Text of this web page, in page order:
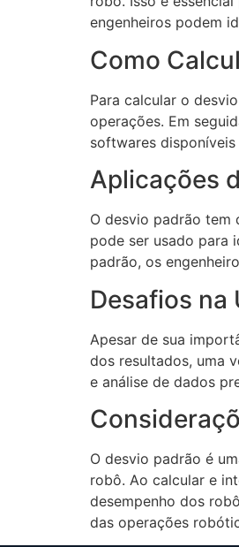
engenheiros podem
Como
Para calcular o
operações. Em
softwares
Aplicações
O desvio padrão tem
pode ser usado para
padrão, os
Desafios na
Apesar de sua
dos resultados, uma
e análise de dados
O desvio padrão é
robô. Ao calcular e
desempenho dos
das operações